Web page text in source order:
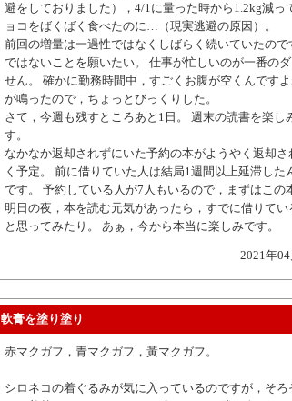
避をしておりました），4/1に量った時から1.2kg減っ
ョコをばくばく食べたのに…（現実逃避の原因）。
前回の増量は一過性ではなくしばらく続いていたの
ではないことを願いたい。 仕事が忙しいのが一番の
せん。 確かに勤務時間中，すごくお腹が空くんです
が鳴ったので，ちょっとびっくりした。
さて，今週も残すところあと1日。 週末の読書を楽し
す。
なかなか返却されずにいた予約の本がようやく返却
く予定。 前に借りていた人は結局1週間以上延滞し
です。 予約している人が7人もいるので，まずはこの
明日の夜，本を読む元気があったら，すでに借りて
と思ってみたり。 あぁ，今から本当に楽しみです。
2021年
軟膏を塗り塗り
赤マクガフ，青マクガフ，黃マクガフ。
シロネコの着ぐるみが気に入っているのですが，そ